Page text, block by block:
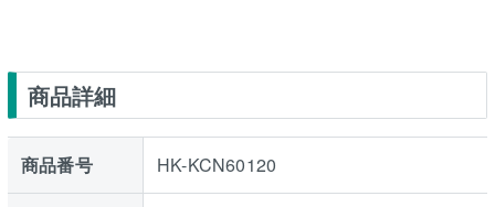
商品詳細
商品番号 HK-KCN60120